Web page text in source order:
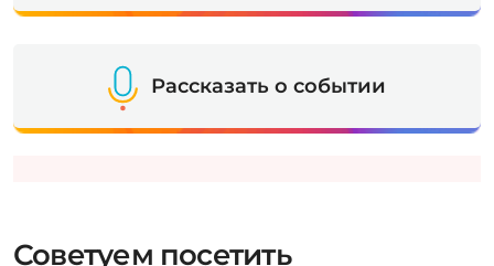
Рассказать о событии
Советуем посетить